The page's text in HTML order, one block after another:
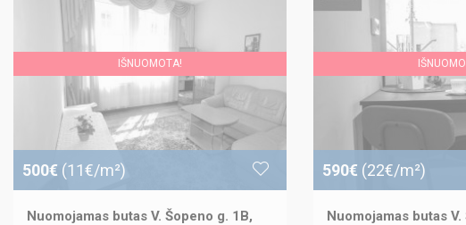
IŠNUOMOTA!
500€ (11€/m²)
Nuomojamas butas V. Šopeno g. 1B,
590€ (22€/m²)
Nuomojamas butas V.